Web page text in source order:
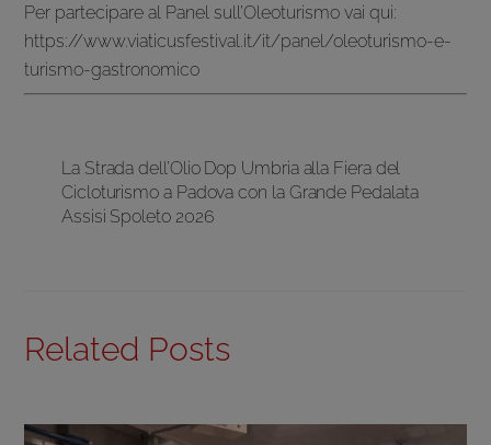
Per partecipare al Panel sull’Oleoturismo vai qui:
https://www.viaticusfestival.it/it/panel/oleoturismo-e-
turismo-gastronomico
La Strada dell’Olio Dop Umbria alla Fiera del
Cicloturismo a Padova con la Grande Pedalata
Assisi Spoleto 2026
Related Posts